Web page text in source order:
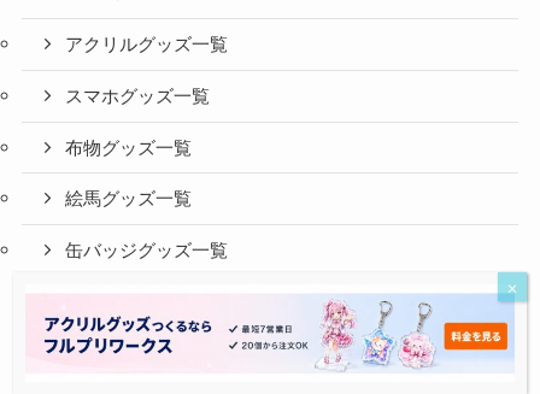
アクリルグッズ一覧
スマホグッズ一覧
布物グッズ一覧
絵馬グッズ一覧
缶バッジグッズ一覧
会社概要